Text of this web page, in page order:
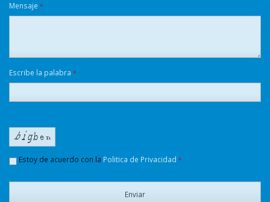
Mensaje *
Escribe la palabra *
Estoy de acuerdo con la Politica de Privacidad *
Enviar